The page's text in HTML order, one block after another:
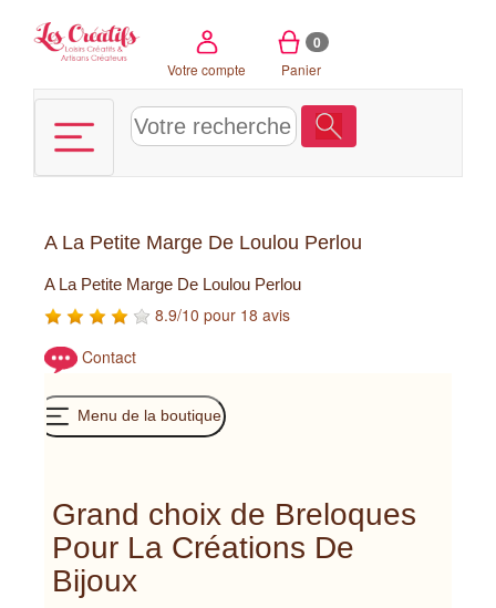
Votre compte
0
Panier
A La Petite Marge De Loulou Perlou
A La Petite Marge De Loulou Perlou
8.9/10 pour 18 avis
Contact
Menu de la boutique
Grand choix de Breloques
Pour La Créations De
Bijoux